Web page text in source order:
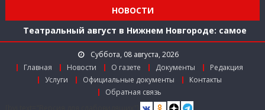
НОВОСТИ
ул. Рождественской: итоги совместной работы
Театральный август в Нижнем Новгороде: самое
время зарядиться искусством!
Доступ к лекарствам по федеральной льготе
Поддержка в региональном грантовом конкурсе
«Драйверы роста»
Заслуженный работник агропромышленного
Суббота, 08 августа, 2026
Главная
Новости О газете Документы
Редакция
Услуги
Официальные документы
Контакты
Обратная связь